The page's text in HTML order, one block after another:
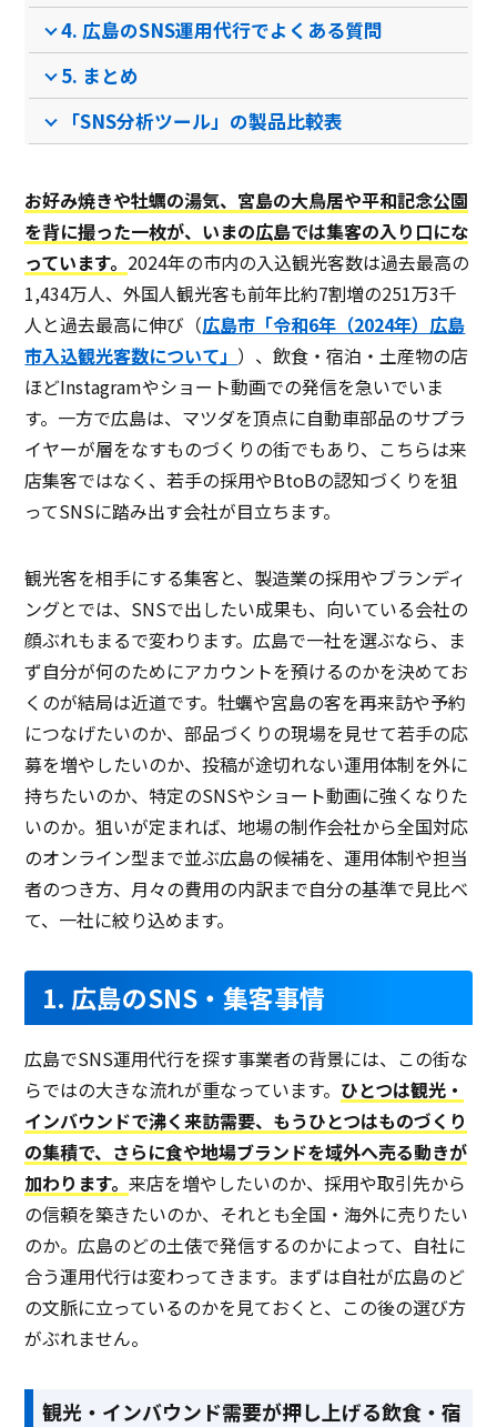
4. 広島のSNS運用代行でよくある質問
5. まとめ
「SNS分析ツール」の製品比較表
お好み焼きや牡蠣の湯気、宮島の大鳥居や平和記念公園
を背に撮った一枚が、いまの広島では集客の入り口にな
っています。 2024年の市内の入込観光客数は過去最高の
1,434万人、外国人観光客も前年比約7割増の251万3千
人と過去最高に伸び（広島市「令和6年（2024年）広島
市入込観光客数について」 ）、飲食・宿泊・土産物の店
ほどInstagramやショート動画での発信を急いでいま
す。一方で広島は、マツダを頂点に自動車部品のサプラ
イヤーが層をなすものづくりの街でもあり、こちらは来
店集客ではなく、若手の採用やBtoBの認知づくりを狙
ってSNSに踏み出す会社が目立ちます。
観光客を相手にする集客と、製造業の採用やブランディ
ングとでは、SNSで出したい成果も、向いている会社の
顔ぶれもまるで変わります。広島で一社を選ぶなら、ま
ず自分が何のためにアカウントを預けるのかを決めてお
くのが結局は近道です。牡蠣や宮島の客を再来訪や予約
につなげたいのか、部品づくりの現場を見せて若手の応
募を増やしたいのか、投稿が途切れない運用体制を外に
持ちたいのか、特定のSNSやショート動画に強くなりた
いのか。狙いが定まれば、地場の制作会社から全国対応
のオンライン型まで並ぶ広島の候補を、運用体制や担当
者のつき方、月々の費用の内訳まで自分の基準で見比べ
て、一社に絞り込めます。
1. 広島のSNS・集客事情
広島でSNS運用代行を探す事業者の背景には、この街な
らではの大きな流れが重なっています。 ひとつは観光・
インバウンドで沸く来訪需要、もうひとつはものづくり
の集積で、さらに食や地場ブランドを域外へ売る動きが
加わります。来店を増やしたいのか、採用や取引先から
の信頼を築きたいのか、それとも全国・海外に売りたい
のか。広島のどの土俵で発信するのかによって、自社に
合う運用代行は変わってきます。まずは自社が広島のど
の文脈に立っているのかを見ておくと、この後の選び方
がぶれません。
観光・インバウンド需要が押し上げる飲食・宿